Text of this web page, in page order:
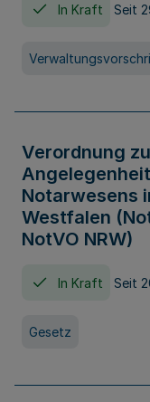
In Kraft Seit
Verordnung
Notarwesens
Westfalen
NotVO NRW)
In Kraft Seit
Gesetz